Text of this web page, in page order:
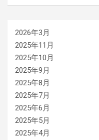
2026年3月
2025年11月
2025年10月
2025年9月
2025年8月
2025年7月
2025年6月
2025年5月
2025年4月